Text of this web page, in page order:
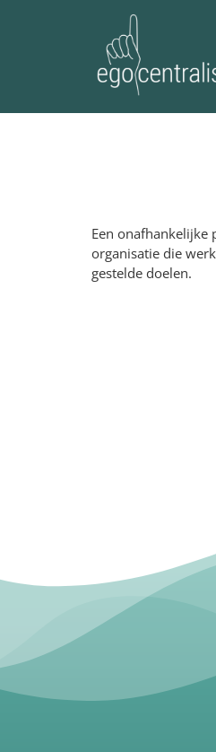
Een onafhankelijke
organisatie die
gestelde doelen.